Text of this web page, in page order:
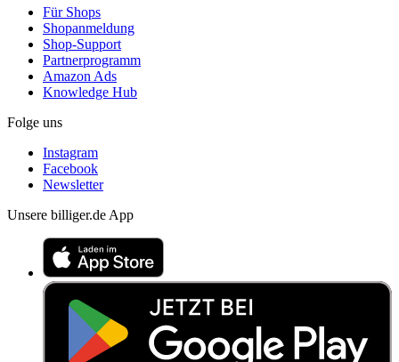
Für Shops
Shopanmeldung
Shop-Support
Partnerprogramm
Amazon Ads
Knowledge Hub
Folge uns
Instagram
Facebook
Newsletter
Unsere billiger.de App